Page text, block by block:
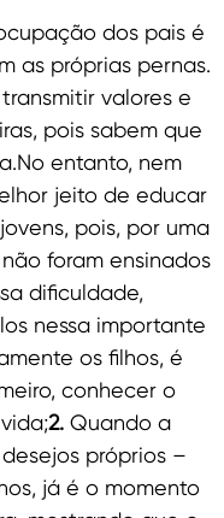
dos pais é
as próprias pernas.
valores e
pois sabem que
entanto, nem
jeito de educar
pois, por uma
foram ensinados
dificuldade,
nessa importante
os filhos, é
conhecer o
2. Quando a
próprios –
já é o momento